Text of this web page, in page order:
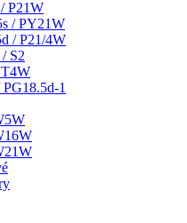
P21W
/ PY21W
/ P21/4W
S2
1